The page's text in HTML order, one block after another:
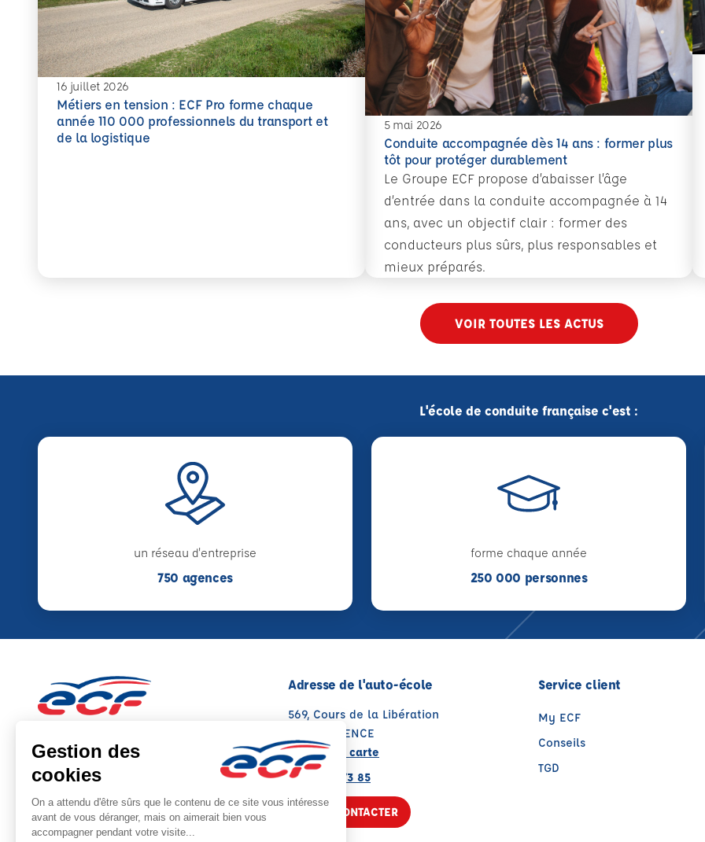
16 juillet 2026
Métiers en tension : ECF Pro forme chaque
année 110 000 professionnels du transport et
de la logistique
En savoir plus
Métiers en tension : ECF Pro forme chaque année 110 000 professionnels du transport et de la
5 mai 2026
Conduite accompagnée dès 14 ans : former plus
tôt pour protéger durablement
Le Groupe ECF propose d’abaisser l’âge
d’entrée dans la conduite accompagnée à 14
ans, avec un objectif clair : former des
conducteurs plus sûrs, plus responsables et
mieux préparés.
En savoir plus
Conduite accompagnée dès 14 ans : former plus
VOIR TOUTES LES ACTUS
L'école de conduite française c'est :
un réseau d'entreprise
750 agences
forme chaque année
250 000 personnes
Note : 4.7/5
Moyenne calculée sur 46 avis
Adresse de l'auto-école
569, Cours de la Libération
33400 TALENCE
Voir sur la carte
05 56 80 73 85
NOUS CONTACTER
Service client
My ECF
Conseils
TGD